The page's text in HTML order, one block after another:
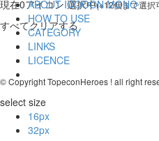
現在0アイコン 選択中(※12個まで選択
すべてクリアする
select size
16px
32px
ABOUT ICOOON MONO
HOW TO USE
CATEGORY
LINKS
LICENCE
© Copyright TopeconHeroes ! all right